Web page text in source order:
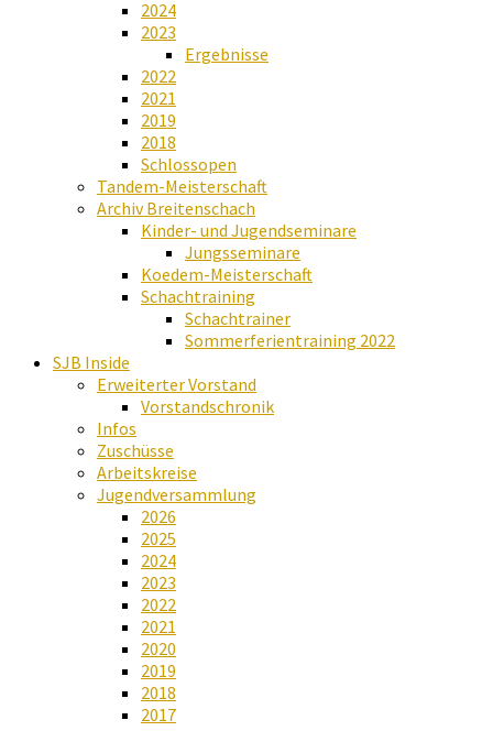
2024
2023
Ergebnisse
2022
2021
2019
2018
Schlossopen
Tandem-Meisterschaft
Archiv Breitenschach
Kinder- und Jugendseminare
Jungsseminare
Koedem-Meisterschaft
Schachtraining
Schachtrainer
Sommerferientraining 2022
SJB Inside
Erweiterter Vorstand
Vorstandschronik
Infos
Zuschüsse
Arbeitskreise
Jugendversammlung
2026
2025
2024
2023
2022
2021
2020
2019
2018
2017